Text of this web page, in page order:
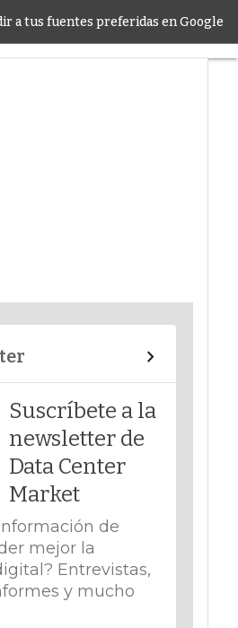
a tus fuentes preferidas en Google
Suscríbete a la
newsletter de
Data Center
Market
de
mejor la
Entrevistas,
y mucho